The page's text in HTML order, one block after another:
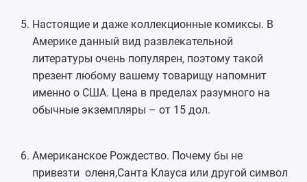
Настоящие и даже коллекционные комиксы. В
Америке данный вид развлекательной
литературы очень популярен, поэтому такой
презент любому вашему товарищу напомнит
именно о США. Цена в пределах разумного на
обычные экземпляры – от 15 дол.
Американское Рождество. Почему бы не
привезти оленя,Санта Клауса или другой символ